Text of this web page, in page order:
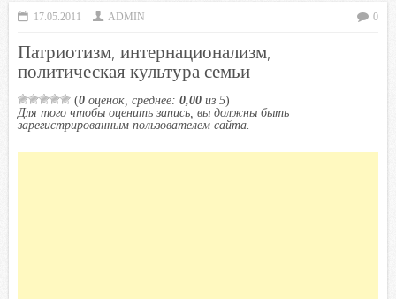
17.05.2011 ADMIN 0
Патриотизм, интернационализм,
политическая культура семьи
(0 оценок, среднее: 0,00 из 5)
Для того чтобы оценить запись, вы должны быть
зарегистрированным пользователем сайта.